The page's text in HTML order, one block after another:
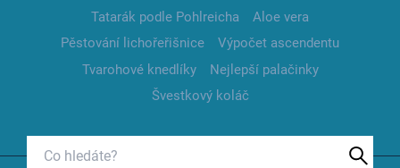
Tatarák podle Pohlreicha
Aloe vera
Pěstování lichořeřišnice
Výpočet ascendentu
Tvarohové knedlíky
Nejlepší palačinky
Švestkový koláč